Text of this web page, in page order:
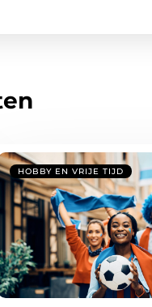
HOBBY EN VRIJE TIJD